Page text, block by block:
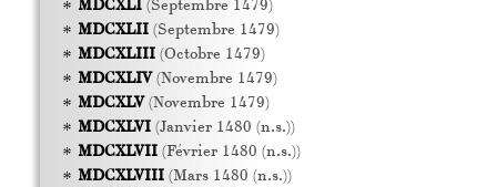
MDCXLI(Septembre 1479)
MDCXLII(Septembre 1479)
MDCXLIII(Octobre 1479)
MDCXLIV(Novembre 1479)
MDCXLV(Novembre 1479)
MDCXLVI(Janvier 1480 (n.s.))
MDCXLVII(Février 1480 (n.s.))
MDCXLVIII(Mars 1480 (n.s.))